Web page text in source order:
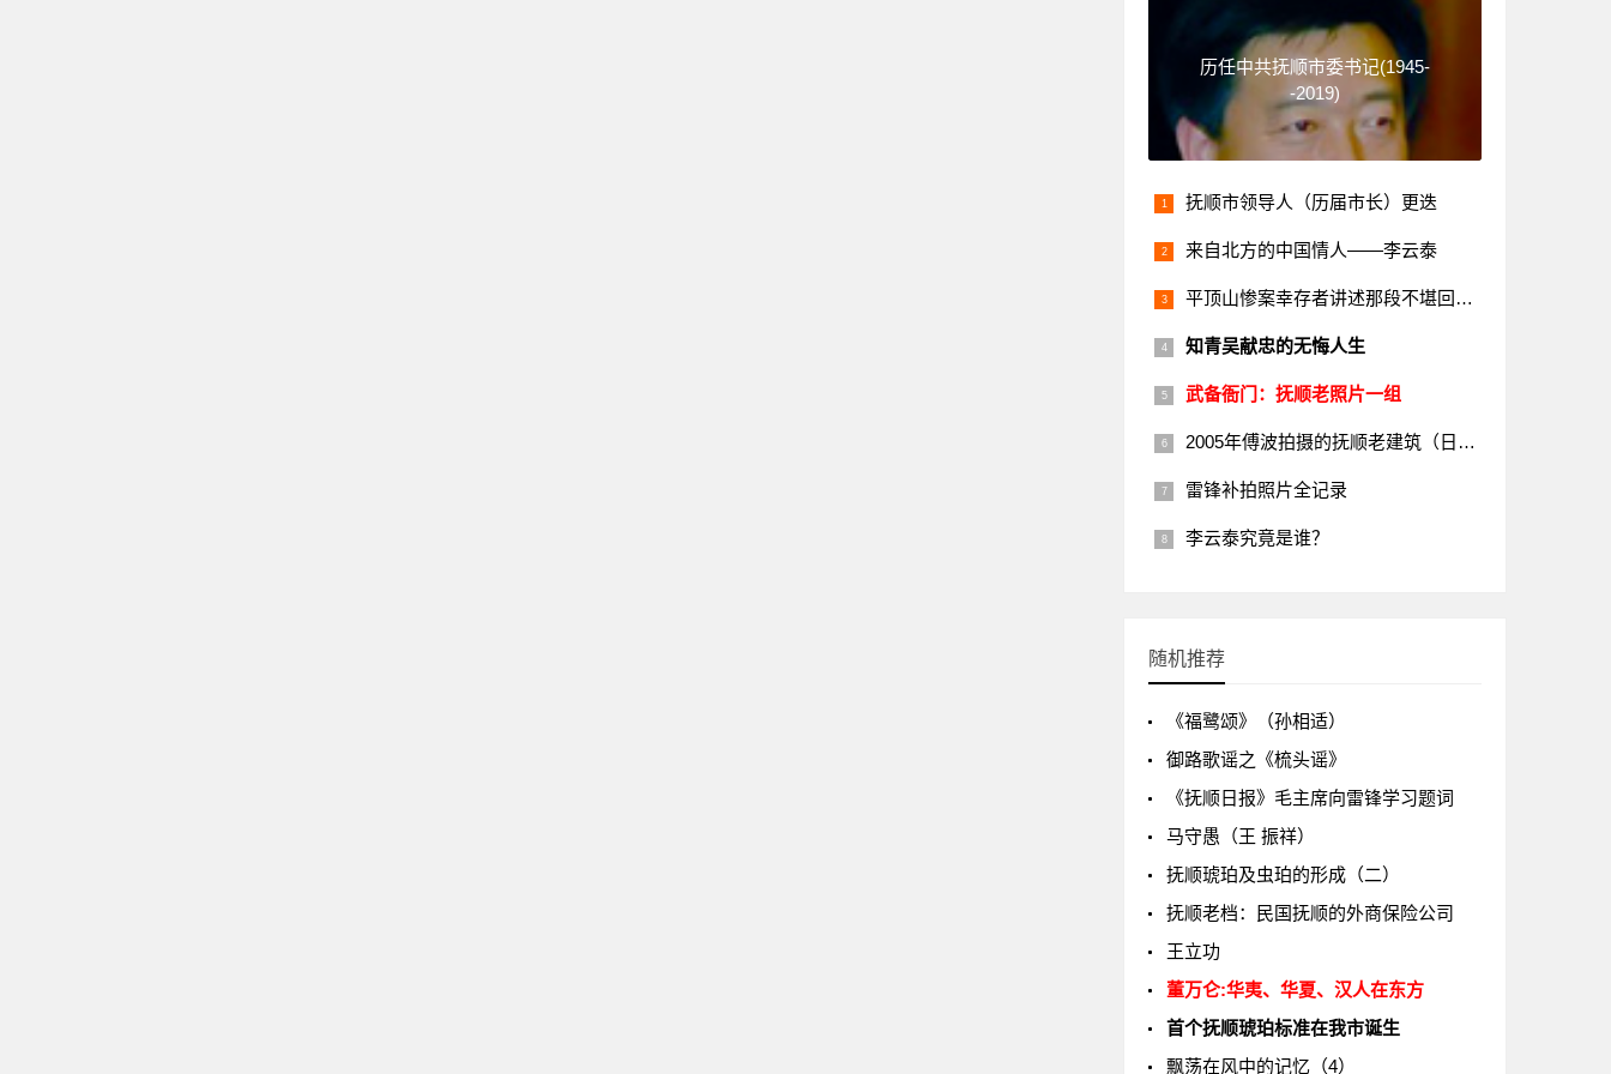
历任中共抚顺市委书记(1945-
-2019)
抚顺市领导人（历届市长）更迭
来自北方的中国情人——李云泰
平顶山惨案幸存者讲述那段不堪回首的历史
知青吴献忠的无悔人生
武备衙门：抚顺老照片一组
2005年傅波拍摄的抚顺老建筑（日本楼）
雷锋补拍照片全记录
李云泰究竟是谁？
随机推荐
《福鹭颂》（孙相适）
御路歌谣之《梳头谣》
《抚顺日报》毛主席向雷锋学习题词
马守愚（王 振祥）
抚顺琥珀及虫珀的形成（二）
抚顺老档：民国抚顺的外商保险公司
王立功
董万仑:华夷、华夏、汉人在东方
首个抚顺琥珀标准在我市诞生
飘荡在风中的记忆（4）